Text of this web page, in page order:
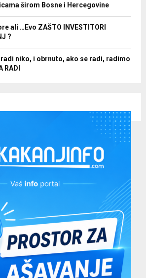
širom Bosne i Hercegovine
ali …Evo ZAŠTO INVESTITORI
?
niko, i obrnuto, ako se radi, radimo
RADI